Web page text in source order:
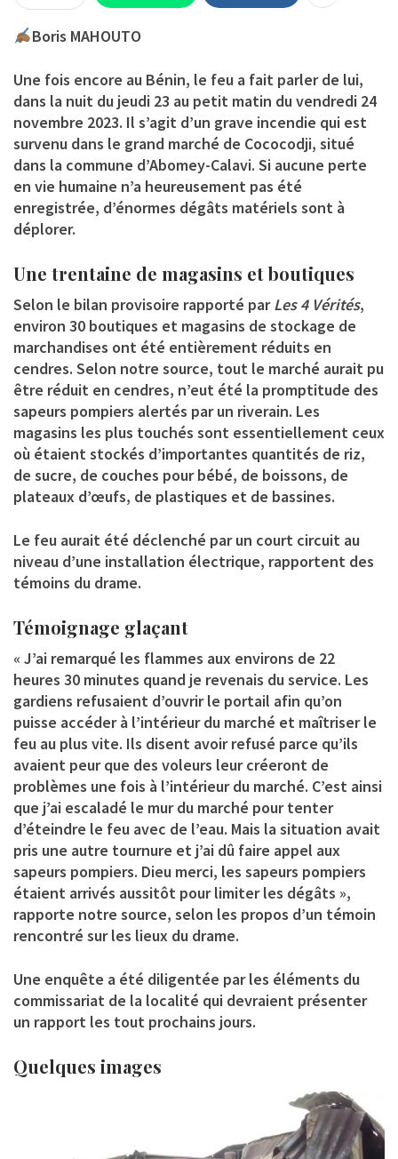
Boris MAHOUTO
Une fois encore au Bénin, le feu a fait parler de lui,
dans la nuit du jeudi 23 au petit matin du vendredi 24
novembre 2023. Il s’agit d’un grave incendie qui est
survenu dans le grand marché de Cococodji, situé
dans la commune d’Abomey-Calavi. Si aucune perte
en vie humaine n’a heureusement pas été
enregistrée, d’énormes dégâts matériels sont à
déplorer.
Une trentaine de magasins et boutiques
Selon le bilan provisoire rapporté parLes 4 Vérités,
environ 30 boutiques et magasins de stockage de
marchandises ont été entièrement réduits en
cendres. Selon notre source, tout le marché aurait pu
être réduit en cendres, n’eut été la promptitude des
sapeurs pompiers alertés par un riverain. Les
magasins les plus touchés sont essentiellement ceux
où étaient stockés d’importantes quantités de riz,
de sucre, de couches pour bébé, de boissons, de
plateaux d’œufs, de plastiques et de bassines.
Le feu aurait été déclenché par un court circuit au
niveau d’une installation électrique, rapportent des
témoins du drame.
Témoignage glaçant
« J’ai remarqué les flammes aux environs de 22
heures 30 minutes quand je revenais du service. Les
gardiens refusaient d’ouvrir le portail afin qu’on
puisse accéder à l’intérieur du marché et maîtriser le
feu au plus vite. Ils disent avoir refusé parce qu’ils
avaient peur que des voleurs leur créeront de
problèmes une fois à l’intérieur du marché. C’est ainsi
que j’ai escaladé le mur du marché pour tenter
d’éteindre le feu avec de l’eau. Mais la situation avait
pris une autre tournure et j’ai dû faire appel aux
sapeurs pompiers. Dieu merci, les sapeurs pompiers
étaient arrivés aussitôt pour limiter les dégâts »,
rapporte notre source, selon les propos d’un témoin
rencontré sur les lieux du drame.
Une enquête a été diligentée par les éléments du
commissariat de la localité qui devraient présenter
un rapport les tout prochains jours.
Quelques images